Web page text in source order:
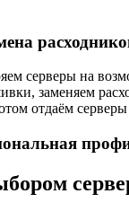
серверы на
заменяем
отдаём